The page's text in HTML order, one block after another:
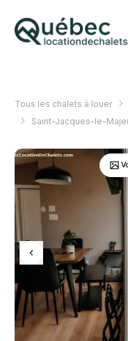
Tous les chalets à louer
Saint-Jacques-le-